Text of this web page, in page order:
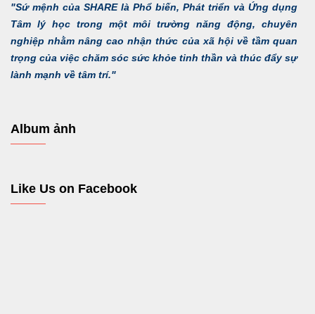
"Sứ mệnh của SHARE là Phổ biến, Phát triển và Ứng dụng
Tâm lý học trong một môi trường năng động, chuyên
nghiệp nhằm nâng cao nhận thức của xã hội về tầm quan
trọng của việc chăm sóc sức khỏe tinh thần và thúc đẩy sự
lành mạnh về tâm trí."
Album ảnh
Like Us on Facebook